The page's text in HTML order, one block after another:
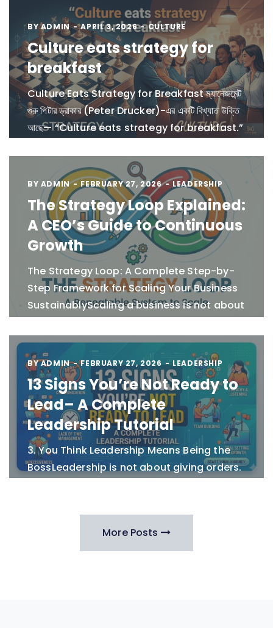
BYADMIN APRIL 3, 2026 CULTURE
Culture eats strategy for
breakfast
Culture Eats Strategy for Breakfast ম্যানেজমেন্ট
গুরু পিটার ড্রাকার (Peter Drucker)-এর একটি বিখ্যাত উক্তি
আছে— “Culture eats strategy for breakfast.”
BY ADMIN FEBRUARY 27, 2026 LEADERSHIP
The Strategy Loop Explained:
A CEO’s Guide to Continuous
Growth
The Strategy Loop: A Complete Step-by-
Step Framework for Scaling Your Business
SustainablyScaling a business is not about
reacting faster. It is not about…
BYADMIN FEBRUARY 27, 2026 LEADERSHIP
13 Signs You’re Not Ready to
Lead– A Complete
Leadership Tutorial
3. You Think Leadership Means Being the
BossLeadership is not about giving orders.
More Posts